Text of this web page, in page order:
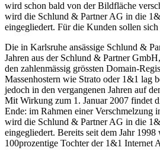
wird schon bald von der Bildfläche
wird die Schlund & Partner AG in die
eingegliedert. Für die Kunden sollen
Die in Karlsruhe ansässige Schlund &
Jahren aus der Schlund & Partner
den zahlenmässig grössten Domain-
Massenhostern wie Strato oder 1&1 lag
jedoch in den vergangenen Jahren auf
Mit Wirkung zum 1. Januar 2007 findet
Ende: im Rahmen einer Verschmelzung
wird die Schlund & Partner AG in die
eingegliedert. Bereits seit dem Jahr 1998
100prozentige Tochter der 1&1 Internet